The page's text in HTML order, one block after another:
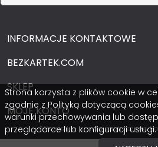
INFORMACJE KONTAKTOWE
BEZKARTEK.COM
SKLEP
MOJE KONTO
Wszystkie prawa zastrzeżone
Strona korzysta z plików cookie w
zgodnie z Polityką dotyczącą
warunki przechowywania lub
przeglądarce lub konfiguracji usługi.